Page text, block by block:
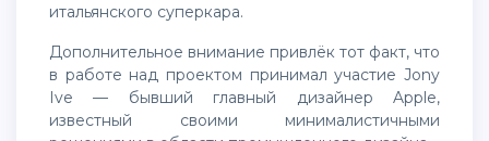
итальянского суперкара.
Дополнительное внимание привлёк тот факт, что
в работе над проектом принимал участие Jony
Ive — бывший главный дизайнер Apple,
известный своими минималистичными